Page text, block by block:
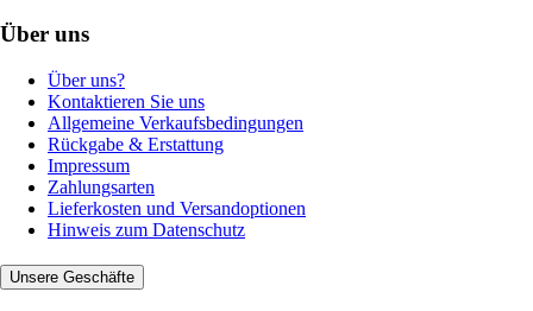
Über uns
Über uns?
Kontaktieren Sie uns
Allgemeine Verkaufsbedingungen
Rückgabe & Erstattung
Impressum
Zahlungsarten
Lieferkosten und Versandoptionen
Hinweis zum Datenschutz
Unsere Geschäfte